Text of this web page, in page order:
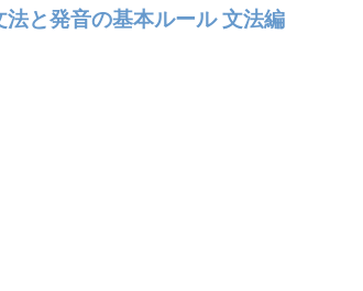
と発音の基本ルール 文法編